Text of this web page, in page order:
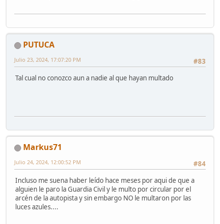
PUTUCA
#83
Julio 23, 2024, 17:07:20 PM
Tal cual no conozco aun a nadie al que hayan multado
Markus71
#84
Julio 24, 2024, 12:00:52 PM
Incluso me suena haber leído hace meses por aqui de que a
alguien le paro la Guardia Civil y le multo por circular por el
arcén de la autopista y sin embargo NO le multaron por las
luces azules....